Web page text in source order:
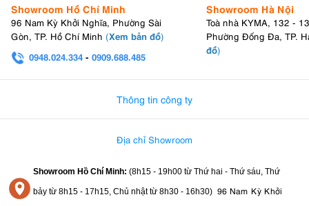
Showroom Hồ Chí Minh
96 Nam Kỳ Khởi Nghĩa, Phường Sài
Gòn, TP. Hồ Chí Minh (Xem bản đồ)
0948.024.334 - 0909.688.485
Showroom Hà Nội
Toà nhà KYMA, 132 -
Phường Đống Đa, TP.
đồ)
Thông tin công ty
Địa chỉ Showroom
Showroom Hồ Chí Minh: (8h15 - 19h00 từ Thứ hai - Thứ sáu, Thứ
bảy từ 8h15 - 17h15, Chủ nhật từ 8h30 - 16h30) 96 Nam Kỳ Khởi